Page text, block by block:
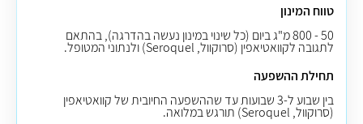
טווח המינון
50 - 800 מ"ג ביום (כל שינוי במינון נעשה בהדרגה), בהתאם
לתגובה לקוואטיאפין (סרוקוול, Seroquel) ולנתוני המטופל.
תחילת ההשפעה
בין שבוע ל-3 שבועות עד שההשפעה החיובית של קוואטיאפין
(סרוקוול, Seroquel) תורגש במלואה.